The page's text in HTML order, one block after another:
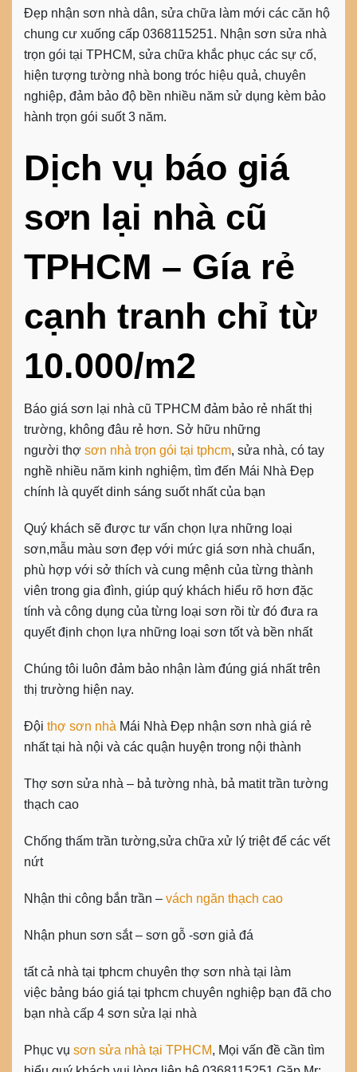
Đẹp nhận sơn nhà dân, sửa chữa làm mới các căn hộ
chung cư xuống cấp 0368115251. Nhận sơn sửa nhà
trọn gói tại TPHCM, sửa chữa khắc phục các sự cố,
hiện tượng tường nhà bong tróc hiệu quả, chuyên
nghiệp, đảm bảo độ bền nhiều năm sử dụng kèm bảo
hành trọn gói suốt 3 năm.
Dịch vụ báo giá
sơn lại nhà cũ
TPHCM – Gía rẻ
cạnh tranh chỉ từ
10.000/m2
Báo giá sơn lại nhà cũ TPHCM đảm bảo rẻ nhất thị
trường, không đâu rẻ hơn. Sở hữu những
người thợ sơn nhà trọn gói tại tphcm, sửa nhà, có tay
nghề nhiều năm kinh nghiệm, tìm đến Mái Nhà Đẹp
chính là quyết dinh sáng suốt nhất của bạn
Quý khách sẽ được tư vấn chọn lựa những loại
sơn,mẫu màu sơn đẹp với mức giá sơn nhà chuẩn,
phù hợp với sở thích và cung mệnh của từng thành
viên trong gia đình, giúp quý khách hiểu rõ hơn đặc
tính và công dụng của từng loại sơn rồi từ đó đưa ra
quyết định chọn lựa những loại sơn tốt và bền nhất
Chúng tôi luôn đảm bảo nhận làm đúng giá nhất trên
thị trường hiện nay.
Đội thợ sơn nhà Mái Nhà Đẹp nhận sơn nhà giá rẻ
nhất tại hà nội và các quận huyện trong nội thành
Thợ sơn sửa nhà – bả tường nhà, bả matit trần tường
thạch cao
Chống thấm trần tường,sửa chữa xử lý triệt để các vết
nứt
Nhận thi công bắn trần – vách ngăn thạch cao
Nhận phun sơn sắt – sơn gỗ -sơn giả đá
tất cả nhà tại tphcm chuyên thợ sơn nhà tại làm
việc bảng báo giá tại tphcm chuyên nghiệp bạn đã cho
bạn nhà cấp 4 sơn sửa lại nhà
Phục vụ sơn sửa nhà tại TPHCM, Mọi vấn đề cần tìm